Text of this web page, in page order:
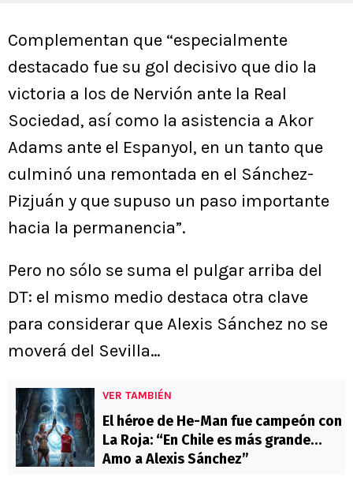
Complementan que “especialmente
destacado fue su gol decisivo que dio la
victoria a los de Nervión ante la Real
Sociedad, así como la asistencia a Akor
Adams ante el Espanyol, en un tanto que
culminó una remontada en el Sánchez-
Pizjuán y que supuso un paso importante
hacia la permanencia”.
Pero no sólo se suma el pulgar arriba del
DT: el mismo medio destaca otra clave
para considerar que Alexis Sánchez no se
moverá del Sevilla…
VER TAMBIÉN
El héroe de He-Man fue campeón con
La Roja: “En Chile es más grande…
Amo a Alexis Sánchez”